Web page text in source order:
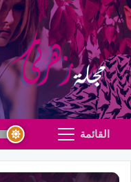
القائمة